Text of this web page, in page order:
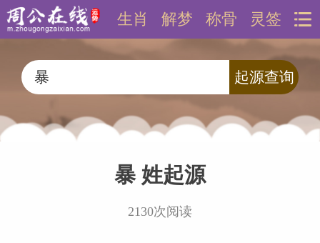
灵签
称骨
解梦
生肖
暴 姓起源
2130次阅读